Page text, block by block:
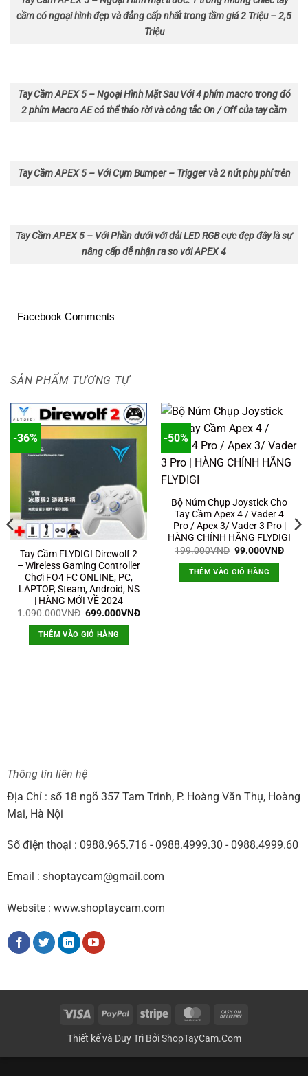
cầm có ngoại hình đẹp và đẳng cấp nhất trong tầm giá 2 Triệu – 2,5
Triệu
Tay Cầm APEX 5 – Ngoại Hình Mặt Sau Với 4 phím macro trong đó
2 phím Macro AE có thể tháo rời và công tắc On / Off của tay cầm
Tay Cầm APEX 5 – Với Cụm Bumper – Trigger và 2 nút phụ phí trên
Tay Cầm APEX 5 – Với Phần dưới với dải LED RGB cực đẹp đây là sự
nâng cấp dễ nhận ra so với APEX 4
Facebook Comments
SẢN PHẨM TƯƠNG TỰ
-36%
Tay Cầm FLYDIGI Direwolf 2
– Wireless Gaming Controller
Chơi FO4 FC ONLINE, PC,
LAPTOP, Steam, Android, NS
| HÀNG MỚI VỀ 2024
1.090.000VNĐ Giá
là:
1.090.000VNĐ.
699.000VNĐGiá
THÊM VÀO GIỎ HÀNG
-50%
Bộ Núm Chụp Joystick Cho
Tay Cầm Apex 4 / Vader 4
Pro / Apex 3/ Vader 3 Pro |
HÀNG CHÍNH HÃNG FLYDIGI
199.000VNĐ Giá
là:
199.000VNĐ.
99.000VNĐGiá
THÊM VÀO GIỎ HÀNG
Thông tin liên hệ
Địa Chỉ : số 18 ngõ 357 Tam Trinh, P. Hoàng Văn Thụ, Hoàng
Mai, Hà Nội
Số điện thoại : 0988.965.716 - 0988.4999.30 - 0988.4999.60
Email : shoptaycam@gmail.com
Website : www.shoptaycam.com
Visa PayPal Stripe MasterCard
Thiết kế và Duy Trì BởiShopTayCam.Com